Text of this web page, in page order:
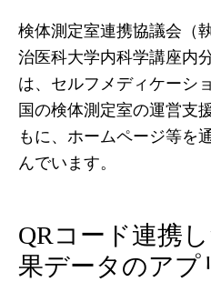
検体測定室連携協議会（
治医科大学内科学講座内
は、セルフメディケーシ
国の検体測定室の運営支
もに、ホームページ等を
んでいます。
QRコード連携
果データのアプ